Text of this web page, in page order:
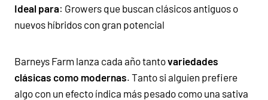
Ideal para: Growers que buscan clásicos antiguos o
nuevos híbridos con gran potencial
Barneys Farm lanza cada año tantovariedades
clásicas como modernas. Tanto si alguien prefiere
algo con un efecto índica más pesado como una sativa